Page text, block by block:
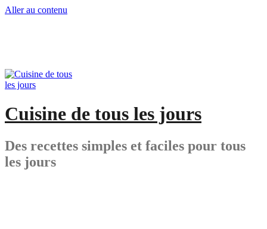
Aller au contenu
Cuisine de tous les jours
Des recettes simples et faciles pour tous
les jours